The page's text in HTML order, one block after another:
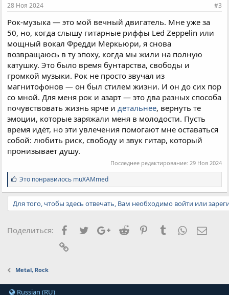
28 Ноя 2024 #3
Рок-музыка — это мой вечный двигатель. Мне уже за
50, но, когда слышу гитарные риффы Led Zeppelin или
мощный вокал Фредди Меркьюри, я снова
возвращаюсь в ту эпоху, когда мы жили на полную
катушку. Это было время бунтарства, свободы и
громкой музыки. Рок не просто звучал из
магнитофонов — он был стилем жизни. И он до сих пор
со мной. Для меня рок и азарт — это два разных способа
почувствовать жизнь ярче и детальнее, вернуть те
эмоции, которые заряжали меня в молодости. Пусть
время идёт, но эти увлечения помогают мне оставаться
собой: любить риск, свободу и звук гитар, который
пронизывает душу.
Последнее редактирование: 29 Ноя 2024
С
и
м
п
а
и
и
Это понравилось muXAMmed
Для того, чтобы здесь отвечать, Вам необходимо войти или
Поделиться: Facebook
TwitterGoogle+
Reddit PinterestTumblrWhatsApp
Metal, Rock
Russian (RU)